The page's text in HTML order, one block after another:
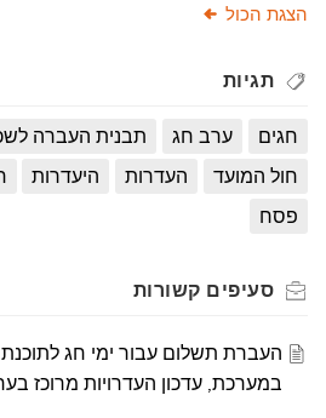
הצגת הכול
תגיות
חגים ערב חג תבנית העברה
חול המועד
העדרות היעדרות
פסח
סעיפים קשורות
העברת תשלום עבור ימי חג
במערכת, עדכון העדרויות מרוכז